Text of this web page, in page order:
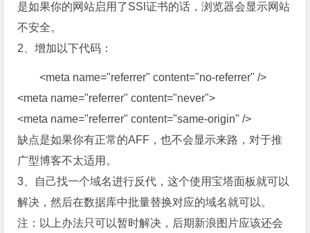
是如果你的网站启用了SSl证书的话，浏览器会显示网站
不安全。
2、增加以下代码：
<meta name="referrer" content="no-referrer" />
<meta name="referrer" content="never">
<meta name="referrer" content="same-origin" />
缺点是如果你有正常的AFF，也不会显示来路，对于推
广型博客不太适用。
3、自己找一个域名进行反代，这个使用宝塔面板就可以
解决，然后在数据库中批量替换对应的域名就可以。
注：以上办法只可以暂时解决，后期新浪图片应该还会